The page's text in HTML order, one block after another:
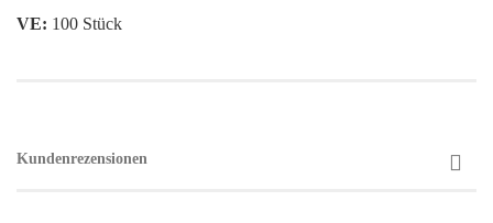
VE: 100 Stück
Kundenrezensionen